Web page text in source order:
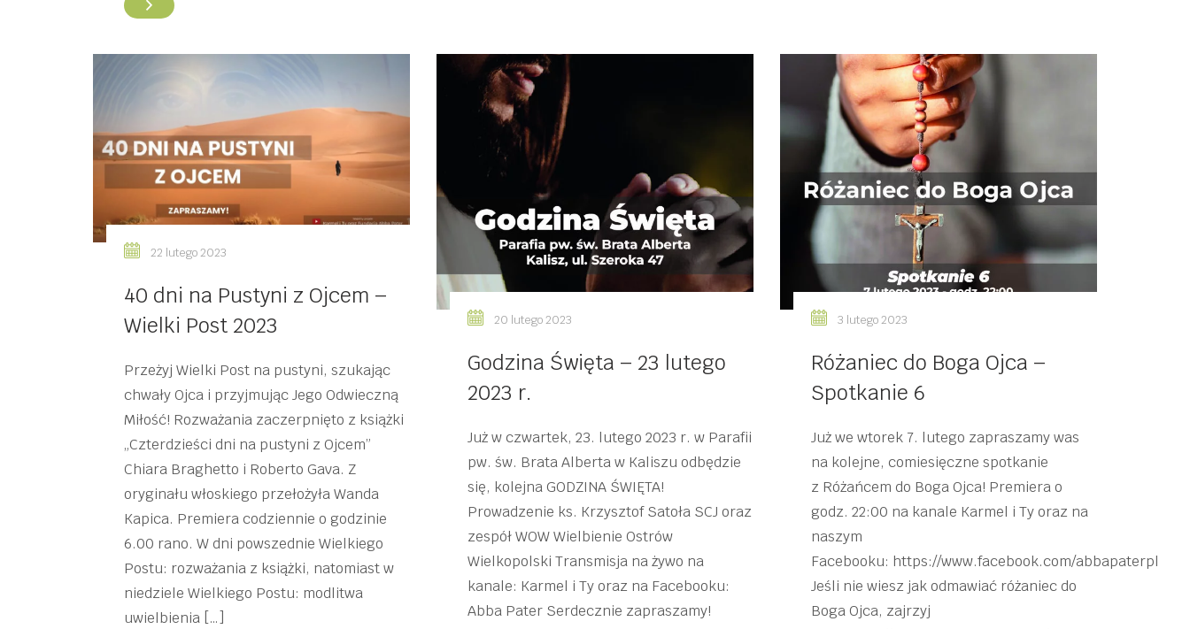
22 lutego 2023
40 dni na Pustyni z Ojcem –
Wielki Post 2023
Przeżyj Wielki Post na pustyni, szukając
chwały Ojca i przyjmując Jego Odwieczną
Miłość! Rozważania zaczerpnięto z książki
„Czterdzieści dni na pustyni z Ojcem”
Chiara Braghetto i Roberto Gava. Z
oryginału włoskiego przełożyła Wanda
Kapica. Premiera codziennie o godzinie
6.00 rano. W dni powszednie Wielkiego
Postu: rozważania z książki, natomiast w
niedziele Wielkiego Postu: modlitwa
uwielbienia […]
20 lutego 2023
Godzina Święta – 23 lutego
2023 r.
Już w czwartek, 23. lutego 2023 r. w Parafii
pw. św. Brata Alberta w Kaliszu odbędzie
się, kolejna GODZINA ŚWIĘTA!
Prowadzenie ks. Krzysztof Satoła SCJ oraz
zespół WOW Wielbienie Ostrów
Wielkopolski Transmisja na żywo na
kanale: Karmel i Ty oraz na Facebooku:
Abba Pater Serdecznie zapraszamy!
3 lutego 2023
Różaniec do Boga Ojca –
Spotkanie 6
Już we wtorek 7. lutego zapraszamy was
na kolejne, comiesięczne spotkanie
z Różańcem do Boga Ojca! Premiera o
godz. 22:00 na kanale Karmel i Ty oraz na
naszym
Facebooku: https://www.facebook.com/abbapaterpl
Jeśli nie wiesz jak odmawiać różaniec do
Boga Ojca, zajrzyj